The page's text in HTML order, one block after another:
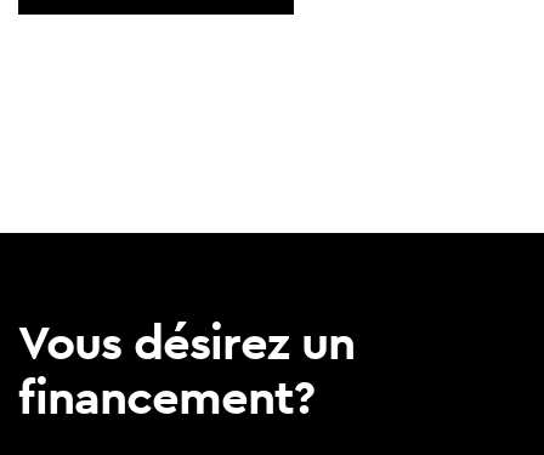
Vous désirez un
financement?